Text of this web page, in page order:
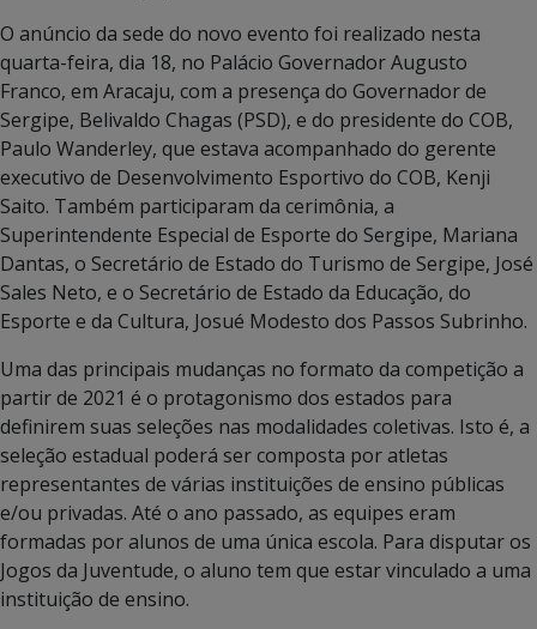
O anúncio da sede do novo evento foi realizado nesta
quarta-feira, dia 18, no Palácio Governador Augusto
Franco, em Aracaju, com a presença do Governador de
Sergipe, Belivaldo Chagas (PSD), e do presidente do COB,
Paulo Wanderley, que estava acompanhado do gerente
executivo de Desenvolvimento Esportivo do COB, Kenji
Saito. Também participaram da cerimônia, a
Superintendente Especial de Esporte do Sergipe, Mariana
Dantas, o Secretário de Estado do Turismo de Sergipe, José
Sales Neto, e o Secretário de Estado da Educação, do
Esporte e da Cultura, Josué Modesto dos Passos Subrinho.
Uma das principais mudanças no formato da competição a
partir de 2021 é o protagonismo dos estados para
definirem suas seleções nas modalidades coletivas. Isto é, a
seleção estadual poderá ser composta por atletas
representantes de várias instituições de ensino públicas
e/ou privadas. Até o ano passado, as equipes eram
formadas por alunos de uma única escola. Para disputar os
Jogos da Juventude, o aluno tem que estar vinculado a uma
instituição de ensino.